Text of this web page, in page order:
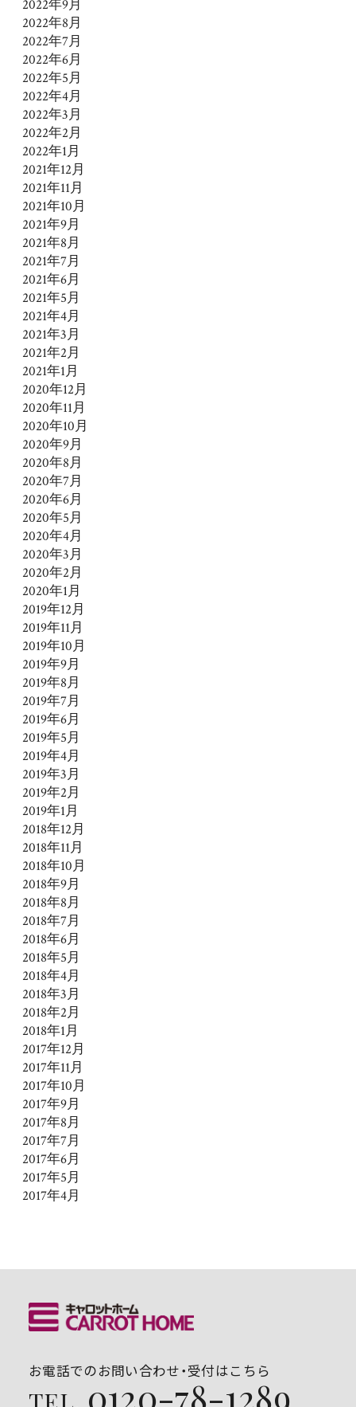
2022年9月
2022年8月
2022年7月
2022年6月
2022年5月
2022年4月
2022年3月
2022年2月
2022年1月
2021年12月
2021年11月
2021年10月
2021年9月
2021年8月
2021年7月
2021年6月
2021年5月
2021年4月
2021年3月
2021年2月
2021年1月
2020年12月
2020年11月
2020年10月
2020年9月
2020年8月
2020年7月
2020年6月
2020年5月
2020年4月
2020年3月
2020年2月
2020年1月
2019年12月
2019年11月
2019年10月
2019年9月
2019年8月
2019年7月
2019年6月
2019年5月
2019年4月
2019年3月
2019年2月
2019年1月
2018年12月
2018年11月
2018年10月
2018年9月
2018年8月
2018年7月
2018年6月
2018年5月
2018年4月
2018年3月
2018年2月
2018年1月
2017年12月
2017年11月
2017年10月
2017年9月
2017年8月
2017年7月
2017年6月
2017年5月
2017年4月
お電話でのお問い合わせ・受付はこちら
0120-78-1289